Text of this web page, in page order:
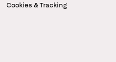
Cookies & Tracking